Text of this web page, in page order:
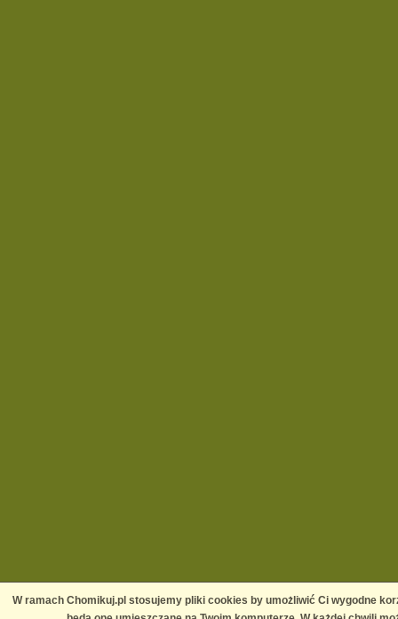
W ramach Chomikuj.pl stosujemy pliki cookies by umożliwić Ci wygodne